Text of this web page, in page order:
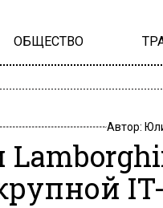
ОБЩЕСТВО
Автор:
IT-